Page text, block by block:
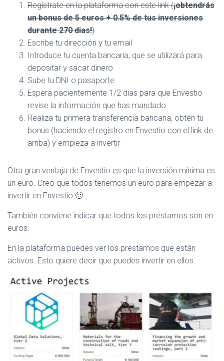
Regístrate en la plataforma con este link (¡obtendrás
un bonus de 5 euros + 0.5% de tus inversiones
durante 270 dias!)
Escribe tu dirección y tu email
Introduce tu cuenta bancaria, que se utilizará para
depositar y sacar dinero
Sube tu DNI o pasaporte
Espera pacientemente 1/2 dias para que Envestio
revise la información que has mandado
Realiza tu primera transferencia bancaria, obtén tu
bonus (haciendo el registro en Envestio con el link de
arriba) y empieza a invertir
Otra gran ventaja de Envestio es que la inversión mínima es
un euro. Creo que todos tenemos un euro para empezar a
invertir en Envestio 🙂
También conviene indicar que todos los préstamos son en
euros.
En la plataforma puedes ver los préstamos que están
activos. Esto quiere decir que puedes invertir en ellos.